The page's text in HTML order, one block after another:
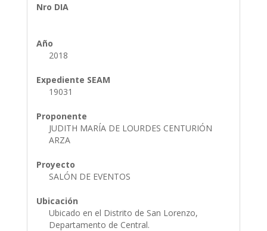
Nro DIA
Año
2018
Expediente SEAM
19031
Proponente
JUDITH MARÍA DE LOURDES CENTURIÓN
ARZA
Proyecto
SALÓN DE EVENTOS
Ubicación
Ubicado en el Distrito de San Lorenzo,
Departamento de Central.